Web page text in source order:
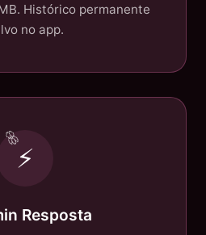
Histórico permanente
no app.
⚡
Resposta